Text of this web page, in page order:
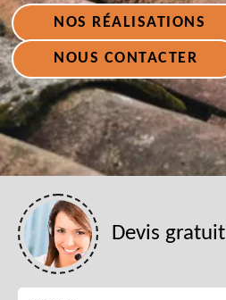
NOS RÉALISATIONS
NOUS CONTACTER
Devis gratuit